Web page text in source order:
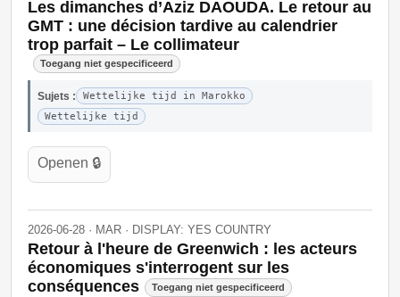
Les dimanches d’Aziz DAOUDA. Le retour au
GMT : une décision tardive au calendrier
trop parfait – Le collimateur
Toegang niet gespecificeerd
Sujets :
Wettelijke tijd in Marokko
Wettelijke tijd
Openen 🔒
2026-06-28 · MAR · DISPLAY: YES COUNTRY
Retour à l'heure de Greenwich : les acteurs
économiques s'interrogent sur les
conséquences
Toegang niet gespecificeerd